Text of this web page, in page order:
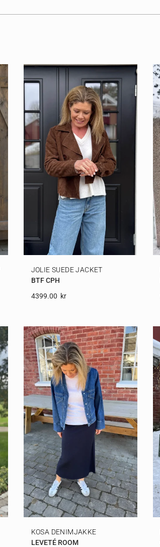
JOLIE SUEDE JACKET
BTF CPH
4399.00 Kr
KOSA DENIMJAKKE
LEVETÉ ROOM